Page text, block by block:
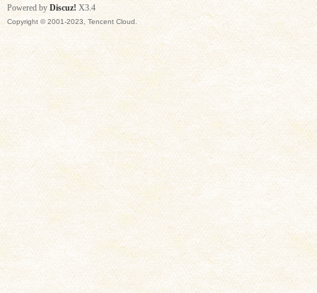
Powered by Discuz! X3.4
Copyright © 2001-2023, Tencent Cloud.